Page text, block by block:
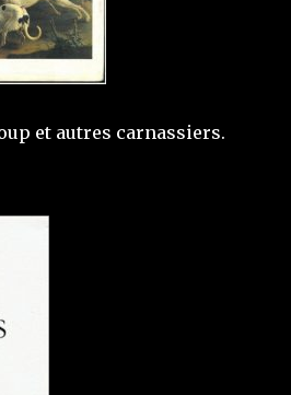
et autres carnassiers.